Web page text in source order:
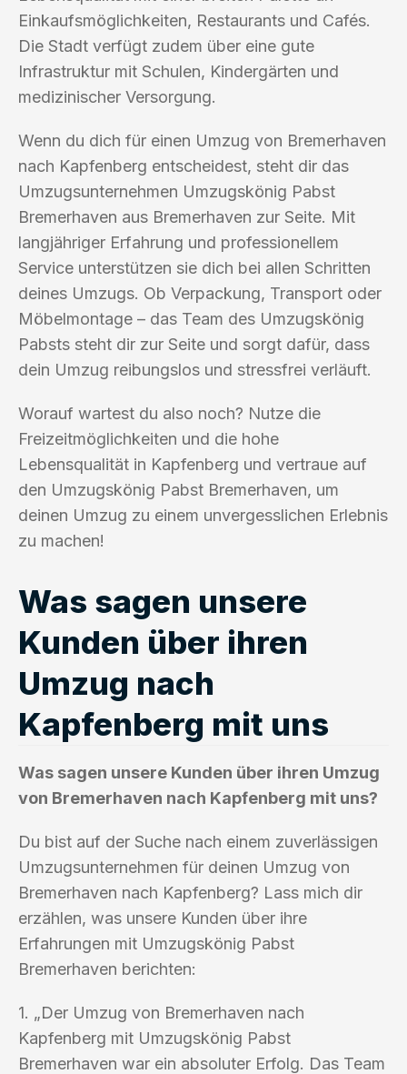
Einkaufsmöglichkeiten, Restaurants und Cafés.
Die Stadt verfügt zudem über eine gute
Infrastruktur mit Schulen, Kindergärten und
medizinischer Versorgung.
Wenn du dich für einen Umzug von Bremerhaven
nach Kapfenberg entscheidest, steht dir das
Umzugsunternehmen Umzugskönig Pabst
Bremerhaven aus Bremerhaven zur Seite. Mit
langjähriger Erfahrung und professionellem
Service unterstützen sie dich bei allen Schritten
deines Umzugs. Ob Verpackung, Transport oder
Möbelmontage – das Team des Umzugskönig
Pabsts steht dir zur Seite und sorgt dafür, dass
dein Umzug reibungslos und stressfrei verläuft.
Worauf wartest du also noch? Nutze die
Freizeitmöglichkeiten und die hohe
Lebensqualität in Kapfenberg und vertraue auf
den Umzugskönig Pabst Bremerhaven, um
deinen Umzug zu einem unvergesslichen Erlebnis
zu machen!
Was sagen unsere
Kunden über ihren
Umzug nach
Kapfenberg mit uns
Was sagen unsere Kunden über ihren Umzug
von Bremerhaven nach Kapfenberg mit uns?
Du bist auf der Suche nach einem zuverlässigen
Umzugsunternehmen für deinen Umzug von
Bremerhaven nach Kapfenberg? Lass mich dir
erzählen, was unsere Kunden über ihre
Erfahrungen mit Umzugskönig Pabst
Bremerhaven berichten:
1. „Der Umzug von Bremerhaven nach
Kapfenberg mit Umzugskönig Pabst
Bremerhaven war ein absoluter Erfolg. Das Team